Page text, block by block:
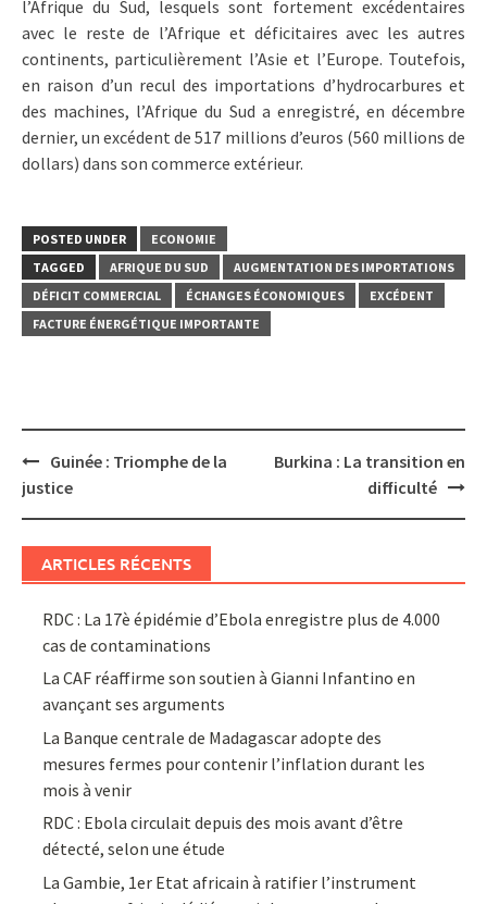
l’Afrique du Sud, lesquels sont fortement excédentaires
avec le reste de l’Afrique et déficitaires avec les autres
continents, particulièrement l’Asie et l’Europe. Toutefois,
en raison d’un recul des importations d’hydrocarbures et
des machines, l’Afrique du Sud a enregistré, en décembre
dernier, un excédent de 517 millions d’euros (560 millions de
dollars) dans son commerce extérieur.
POSTED UNDER
ECONOMIE
TAGGED
AFRIQUE DU SUD
AUGMENTATION DES IMPORTATIONS
DÉFICIT COMMERCIAL
ÉCHANGES ÉCONOMIQUES
EXCÉDENT
FACTURE ÉNERGÉTIQUE IMPORTANTE
Post
navigation
Guinée : Triomphe de la
justice
Burkina : La transition en
difficulté
ARTICLES RÉCENTS
RDC : La 17è épidémie d’Ebola enregistre plus de 4.000
cas de contaminations
La CAF réaffirme son soutien à Gianni Infantino en
avançant ses arguments
La Banque centrale de Madagascar adopte des
mesures fermes pour contenir l’inflation durant les
mois à venir
RDC : Ebola circulait depuis des mois avant d’être
détecté, selon une étude
La Gambie, 1er Etat africain à ratifier l’instrument